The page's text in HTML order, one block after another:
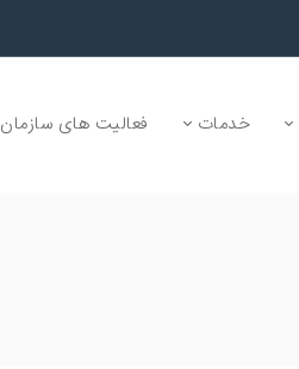
خدمات فعالیت های سازمان